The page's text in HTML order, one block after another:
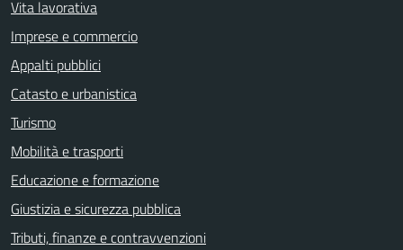
Vita lavorativa
Imprese e commercio
Appalti pubblici
Catasto e urbanistica
Turismo
Mobilità e trasporti
Educazione e formazione
Giustizia e sicurezza pubblica
Tributi, finanze e contravvenzioni